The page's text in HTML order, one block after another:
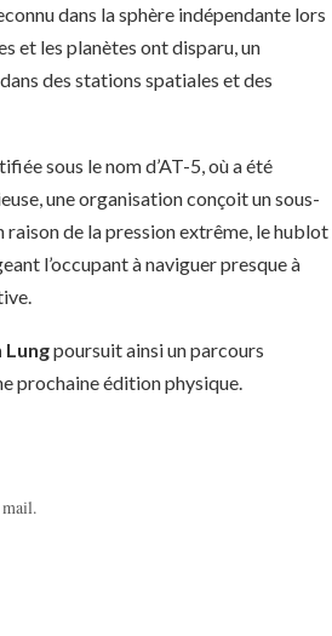
dans la sphère indépendante lors
et les planètes ont disparu, un
des stations spatiales et des
sous le nom d’AT-5, où a été
une organisation conçoit un sous-
raison de la pression extrême, le hublot
l’occupant à naviguer presque à
Lungpoursuit ainsi un parcours
prochaine édition physique.